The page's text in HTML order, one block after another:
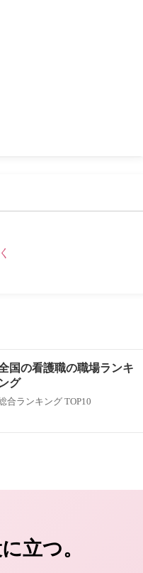
国の看護職の職場ランキ
ング
合ランキング TOP10
立つ。